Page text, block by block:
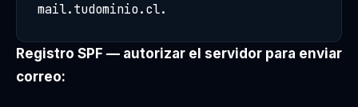
mail.tudominio.cl.
Registro SPF — autorizar el servidor para enviar
correo: